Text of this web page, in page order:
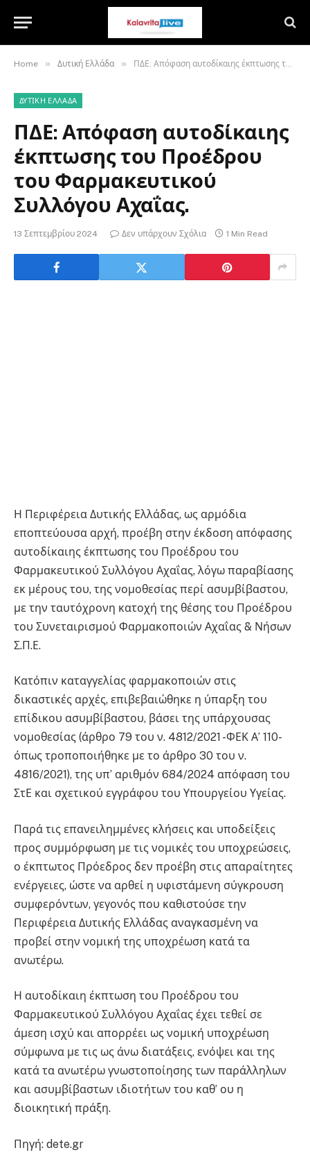
Home » Δυτική Ελλάδα » ΠΔΕ: Απόφαση αυτοδίκαιης έκπτωσης του Προέδρου του Φαρμακευτικού Συλλόγου Αχαΐας.
ΔΥΤΙΚΉ ΕΛΛΆΔΑ
ΠΔΕ: Απόφαση αυτοδίκαιης
έκπτωσης του Προέδρου
του Φαρμακευτικού
Συλλόγου Αχαΐας.
13 Σεπτεμβρίου 2024 Δεν υπάρχουν Σχόλια 1 Min Read
Η Περιφέρεια Δυτικής Ελλάδας, ως αρμόδια
εποπτεύουσα αρχή, προέβη στην έκδοση απόφασης
αυτοδίκαιης έκπτωσης του Προέδρου του
Φαρμακευτικού Συλλόγου Αχαΐας, λόγω παραβίασης
εκ μέρους του, της νομοθεσίας περί ασυμβίβαστου,
με την ταυτόχρονη κατοχή της θέσης του Προέδρου
του Συνεταιρισμού Φαρμακοποιών Αχαΐας & Νήσων
Σ.Π.Ε.
Κατόπιν καταγγελίας φαρμακοποιών στις
δικαστικές αρχές, επιβεβαιώθηκε η ύπαρξη του
επίδικου ασυμβίβαστου, βάσει της υπάρχουσας
νομοθεσίας (άρθρο 79 του ν. 4812/2021 -ΦΕΚ Α’ 110-
όπως τροποποιήθηκε με το άρθρο 30 του ν.
4816/2021), της υπ’ αριθμόν 684/2024 απόφαση του
ΣτΕ και σχετικού εγγράφου του Υπουργείου Υγείας.
Παρά τις επανειλημμένες κλήσεις και υποδείξεις
προς συμμόρφωση με τις νομικές του υποχρεώσεις,
ο έκπτωτος Πρόεδρος δεν προέβη στις απαραίτητες
ενέργειες, ώστε να αρθεί η υφιστάμενη σύγκρουση
συμφερόντων, γεγονός που καθιστούσε την
Περιφέρεια Δυτικής Ελλάδας αναγκασμένη να
προβεί στην νομική της υποχρέωση κατά τα
ανωτέρω.
Η αυτοδίκαιη έκπτωση του Προέδρου του
Φαρμακευτικού Συλλόγου Αχαΐας έχει τεθεί σε
άμεση ισχύ και απορρέει ως νομική υποχρέωση
σύμφωνα με τις ως άνω διατάξεις, ενόψει και της
κατά τα ανωτέρω γνωστοποίησης των παράλληλων
και ασυμβίβαστων ιδιοτήτων του καθ’ ου η
διοικητική πράξη.
Πηγή: dete.gr